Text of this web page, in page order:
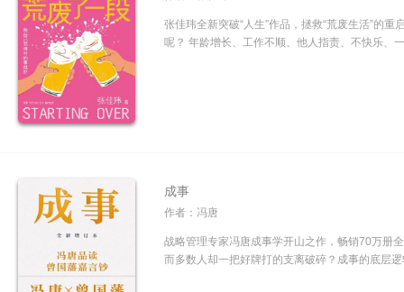
张佳玮全新突破“人生”作品，拯救“荒废生活”的
呢？ 年龄增长、工作不顺、他人指责、不快乐
成事
作者：冯唐
战略管理专家冯唐成事学开山之作，畅销70万册
而多数人却一把好牌打的支离破碎？成事的底层